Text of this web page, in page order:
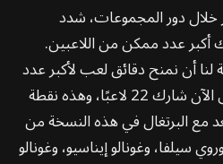
خلال دور المجموعات، شدد
أكبر عدد ممكن من اللاعبين.
لنا أن نمنح دقائق لعب لأكبر عدد
ممكن من أفراد القائمة. حتى الآن شارك 22 لاعبًا، وهذه نقطة
مع البرتغال في هذه النسخة من
سيلفا، وغونالو إيناسيو، وغونالو